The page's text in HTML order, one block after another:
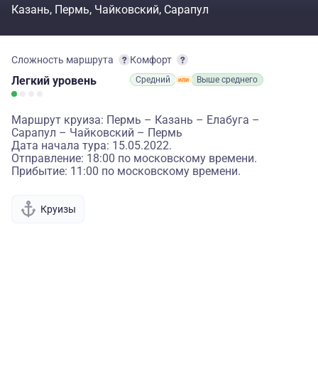
Казань Пермь Чайковский Сарапул
Сложность маршрута
Легкий уровень
Комфорт
Средний Выше среднего
Маршрут круиза: Пермь – Казань – Елабуга –
Сарапул – Чайковский – Пермь
Дата начала тура: 15.05.2022.
Отправление: 18:00 по московскому времени.
Прибытие: 11:00 по московскому времени.
Круизы